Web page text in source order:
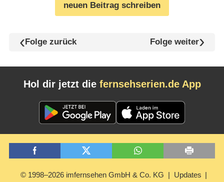
neuen Beitrag schreiben
Folge zurück Folge weiter
Hol dir jetzt die fernsehserien.de App
© 1998–2026 imfernsehen GmbH & Co. KG Updates